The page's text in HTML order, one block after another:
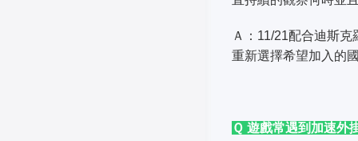
Ａ：11/21配合迪斯
重新選擇希望加入的
Ｑ 遊戲常遇到加速外